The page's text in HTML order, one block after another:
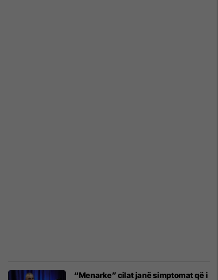
“Menarke” cilat janë simptomat që i